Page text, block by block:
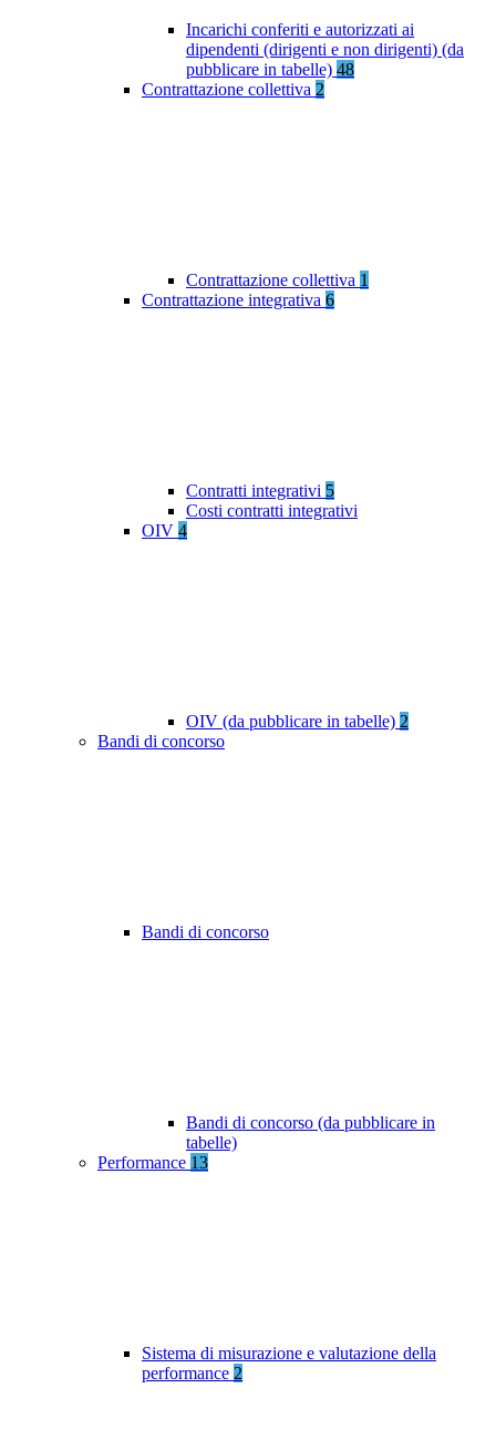
Incarichi conferiti e autorizzati ai
dipendenti (dirigenti e non dirigenti) (da
pubblicare in tabelle) 48
Contrattazione collettiva 2
Contrattazione collettiva 1
Contrattazione integrativa 6
Contratti integrativi 5
Costi contratti integrativi
OIV 4
OIV (da pubblicare in tabelle) 2
Bandi di concorso
Bandi di concorso
Bandi di concorso (da pubblicare in
tabelle)
Performance 13
Sistema di misurazione e valutazione della
performance 2